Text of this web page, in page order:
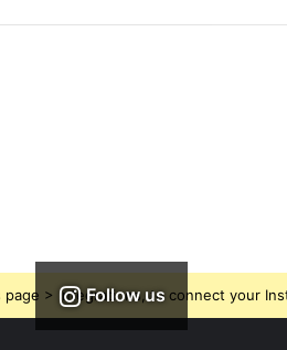
Follow us
> Integrations, to connect your